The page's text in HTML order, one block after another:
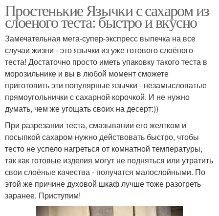
Простенькие Язычки с сахаром из
слоеного теста: быстро и вкусно
Замечательная мега-супер-экспресс выпечка на все
случаи жизни - это язычки из уже готового слоёного
теста! Достаточно просто иметь упаковку такого теста в
морозильнике и вы в любой момент сможете
приготовить эти популярные язычки - незамысловатые
прямоугольнички с сахарной корочкой. И не нужно
думать, чем же угощать своих на десерт:))
При разрезании теста, смазывании его желтком и
посыпкой сахаром нужно действовать быстро, чтобы
тесто не успело нагреться от комнатной температуры,
так как готовые изделия могут не подняться или утратить
свои слоёные качества - получатся малослойными. По
этой же причине духовой шкаф лучше тоже разогреть
заранее. Приступим!